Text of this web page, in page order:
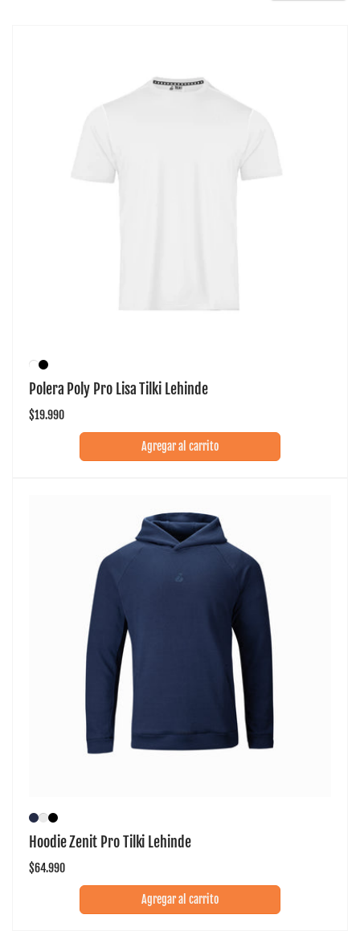
Polera Poly Pro Lisa Tilki Lehinde
Precio
$19.990
Agregar al carrito
Hoodie Zenit Pro Tilki Lehinde
Precio
$64.990
Agregar al carrito